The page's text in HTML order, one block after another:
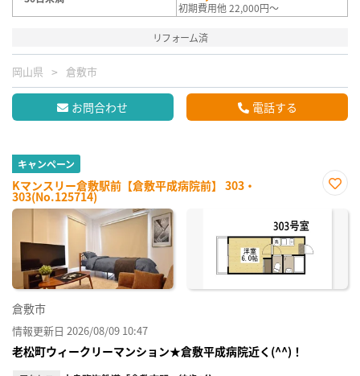
初期費用他 22,000円～
リフォーム済
岡山県 倉敷市
お問合わせ 電話する
キャンペーン
Kマンスリー倉敷駅前【倉敷平成病院前】 303・
303(No.125714)
に入
倉敷市
情報更新日 2026/08/09 10:47
老松町ウィークリーマンション★倉敷平成病院近く(^^)！